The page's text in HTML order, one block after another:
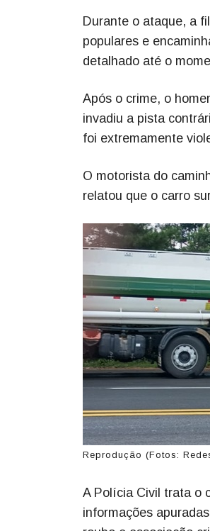
Durante o ataque, a
populares e
detalhado até o
Após o crime, o
invadiu a pista
foi extremamente
O motorista do
relatou que o carro
Reprodução (Fotos:
A Polícia Civil trata o
informações